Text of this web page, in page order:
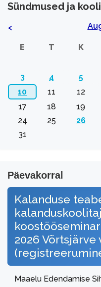
Sündmused ja
<
E T K
3
4 5
10
11 12
17
18 19
24
25 26
31
Päevakorral
Kalanduse
2026 Võrtsjärve
Maaelu Edendamise